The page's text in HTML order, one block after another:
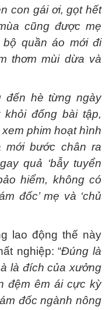
con gái ơi, gọt hết
cũng được mẹ
quần áo mới đi
thơm mùi dừa và
đến hè từng ngày
đống bài tập,
phim hoạt hình
mới bước chân ra
quả ‘bẫy tuyển
hiểm, không có
đốc’ mẹ và ‘chủ
lao động thế này
nghiệp: “Đúng là
là đích của xưởng
đệm êm ái cực kỳ
đốc ngành nông